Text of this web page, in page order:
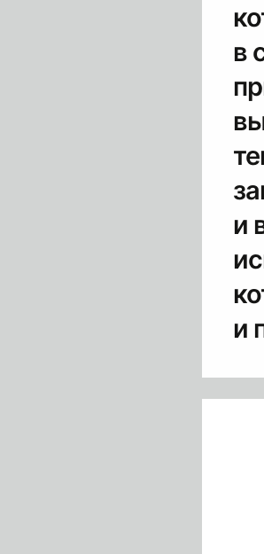
в
и
и